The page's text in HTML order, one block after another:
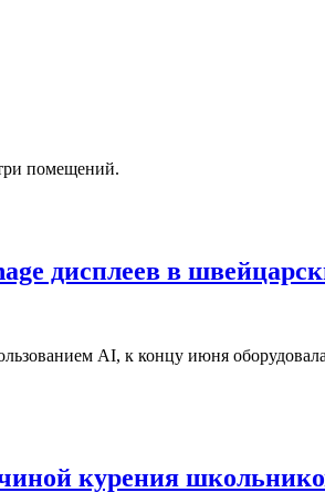
помещений.
дисплеев в
AI, к концу июня
курения